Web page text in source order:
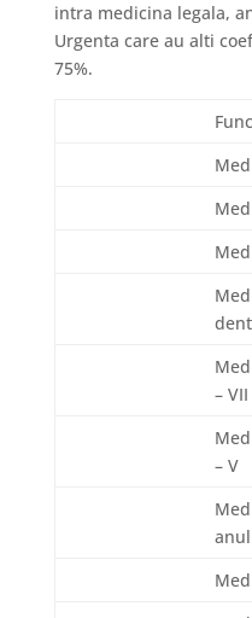
intra medicina legala,
Urgenta care au alti
75%.
– VII
– V
anul